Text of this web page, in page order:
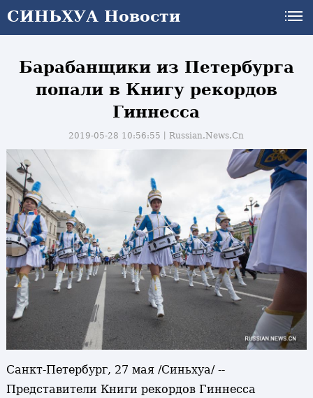
СИНЬХУА Новости
Барабанщики из Петербурга
попали в Книгу рекордов
Гиннесса
2019-05-28 10:56:55丨Russian.News.Cn
Санкт-Петербург, 27 мая /Синьхуа/ --
Представители Книги рекордов Гиннесса